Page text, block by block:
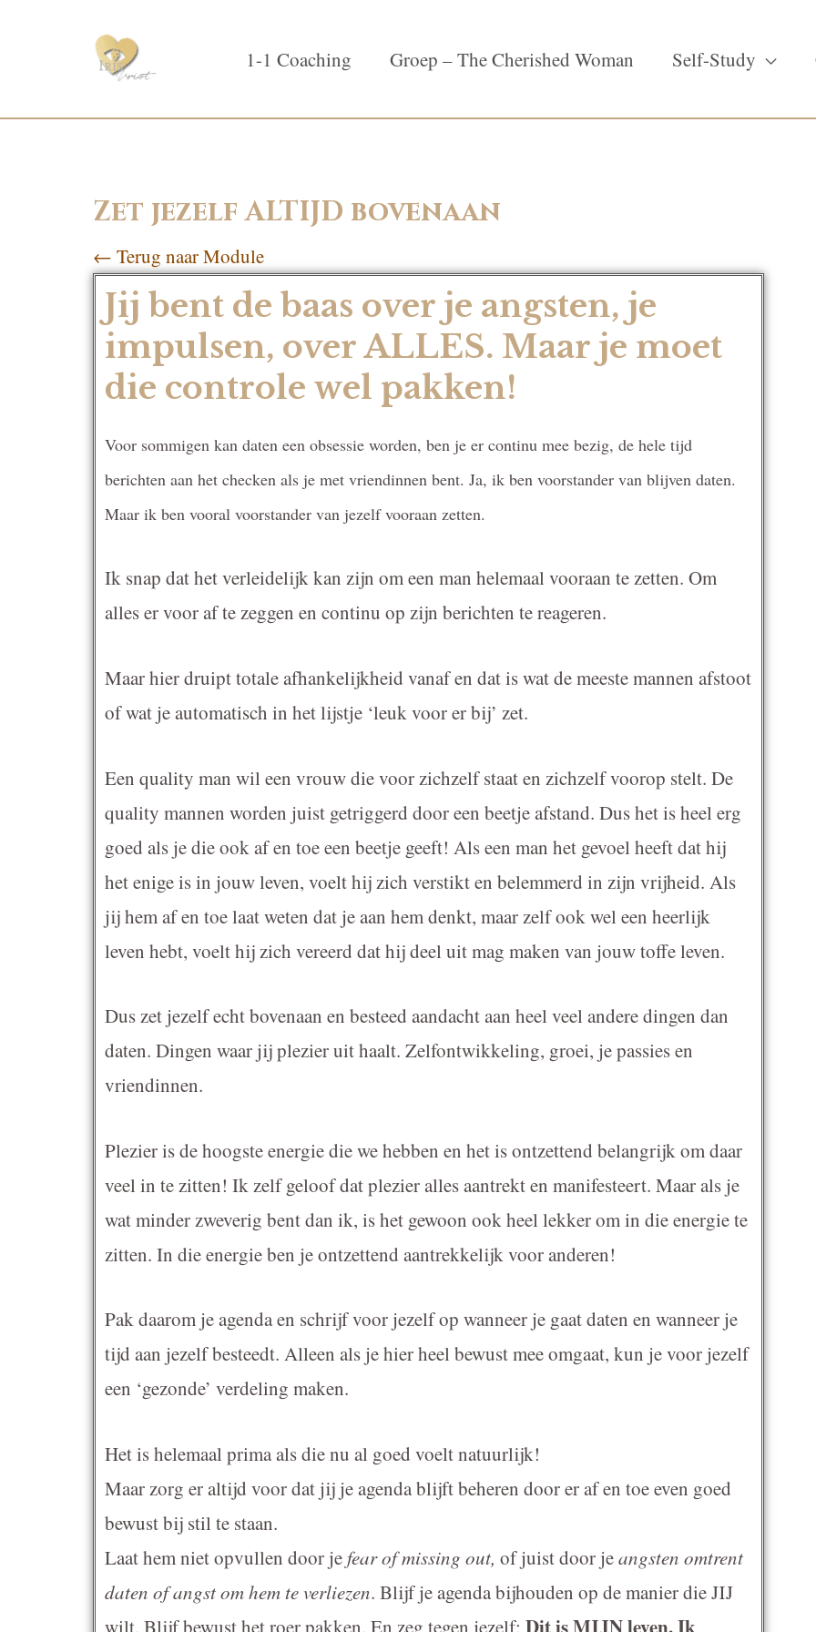
1-1 Coaching Groep – The Cherished Woman Self-Study
Zet jezelf ALTIJD bovenaan
← Terug naar Module
Jij bent de baas over je angsten, je
impulsen, over ALLES. Maar je moet
die controle wel pakken!
Voor sommigen kan daten een obsessie worden, ben je er continu mee bezig, de hele tijd
berichten aan het checken als je met vriendinnen bent. Ja, ik ben voorstander van blijven daten.
Maar ik ben vooral voorstander van jezelf vooraan zetten.
Ik snap dat het verleidelijk kan zijn om een man helemaal vooraan te zetten. Om
alles er voor af te zeggen en continu op zijn berichten te reageren.
Maar hier druipt totale afhankelijkheid vanaf en dat is wat de meeste mannen afstoot
of wat je automatisch in het lijstje ‘leuk voor er bij’ zet.
Een quality man wil een vrouw die voor zichzelf staat en zichzelf voorop stelt. De
quality mannen worden juist getriggerd door een beetje afstand. Dus het is heel erg
goed als je die ook af en toe een beetje geeft! Als een man het gevoel heeft dat hij
het enige is in jouw leven, voelt hij zich verstikt en belemmerd in zijn vrijheid. Als
jij hem af en toe laat weten dat je aan hem denkt, maar zelf ook wel een heerlijk
leven hebt, voelt hij zich vereerd dat hij deel uit mag maken van jouw toffe leven.
Dus zet jezelf echt bovenaan en besteed aandacht aan heel veel andere dingen dan
daten. Dingen waar jij plezier uit haalt. Zelfontwikkeling, groei, je passies en
vriendinnen.
Plezier is de hoogste energie die we hebben en het is ontzettend belangrijk om daar
veel in te zitten! Ik zelf geloof dat plezier alles aantrekt en manifesteert. Maar als je
wat minder zweverig bent dan ik, is het gewoon ook heel lekker om in die energie te
zitten. In die energie ben je ontzettend aantrekkelijk voor anderen!
Pak daarom je agenda en schrijf voor jezelf op wanneer je gaat daten en wanneer je
tijd aan jezelf besteedt. Alleen als je hier heel bewust mee omgaat, kun je voor jezelf
een ‘gezonde’ verdeling maken.
Het is helemaal prima als die nu al goed voelt natuurlijk!
Maar zorg er altijd voor dat jij je agenda blijft beheren door er af en toe even goed
bewust bij stil te staan.
Laat hem niet opvullen door jefear of missing out, of juist door jeangsten omtrent
daten of angst om hem te verliezen. Blijf je agenda bijhouden op de manier die JIJ
wilt. Blijf bewust het roer pakken. En zeg tegen jezelf: Dit is MIJN leven. Ik